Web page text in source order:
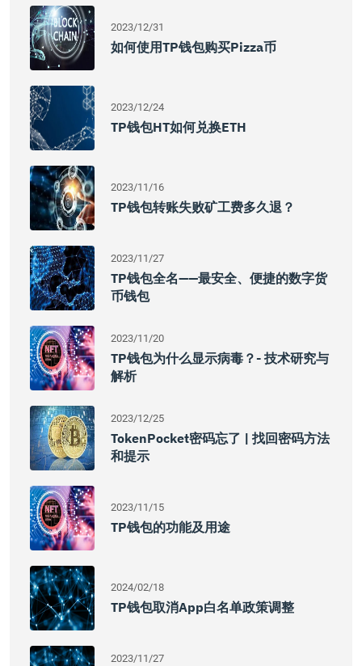
2023/12/31
如何使用TP钱包购买Pizza币
2023/12/24
TP钱包HT如何兑换ETH
2023/11/16
TP钱包转账失败矿工费多久退？
2023/11/27
TP钱包全名——最安全、便捷的数字货
币钱包
2023/11/20
TP钱包为什么显示病毒？- 技术研究与
解析
2023/12/25
TokenPocket密码忘了 | 找回密码方法
和提示
2023/11/15
TP钱包的功能及用途
2024/02/18
TP钱包取消App白名单政策调整
2023/11/27